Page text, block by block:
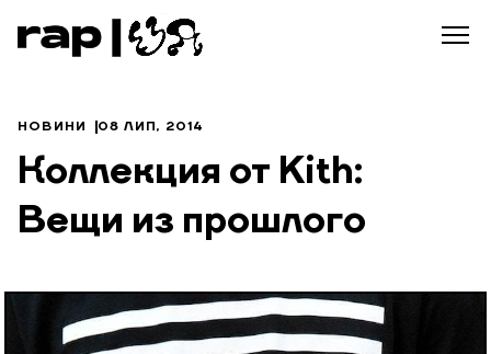
НОВИНИ 08 ЛИП, 2014
Коллекция от Kith:
Вещи из прошлого